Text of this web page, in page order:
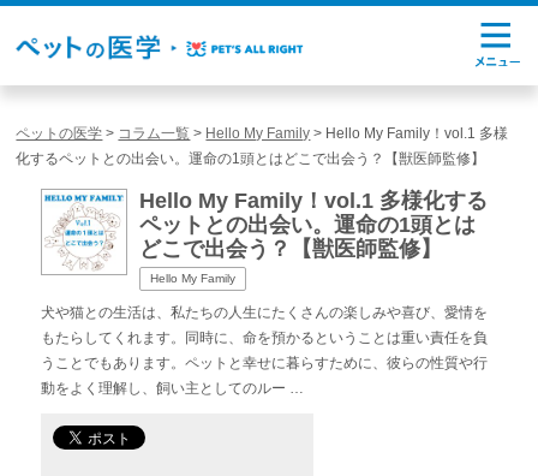
ペットの医学 > コラム一覧 > Hello My Family > Hello My Family！vol.1 多様
化するペットとの出会い。運命の1頭とはどこで出会う？【獣医師監修】
Hello My Family！vol.1 多様化する
ペットとの出会い。運命の1頭とは
どこで出会う？【獣医師監修】
Hello My Family
犬や猫との生活は、私たちの人生にたくさんの楽しみや喜び、愛情を
もたらしてくれます。同時に、命を預かるということは重い責任を負
うことでもあります。ペットと幸せに暮らすために、彼らの性質や行
動をよく理解し、飼い主としてのルー …